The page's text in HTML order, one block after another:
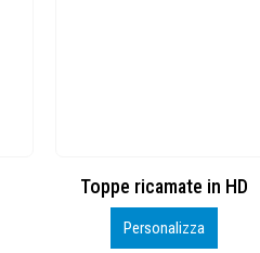
KIT CAMP 100 2026_perso
Personalizza